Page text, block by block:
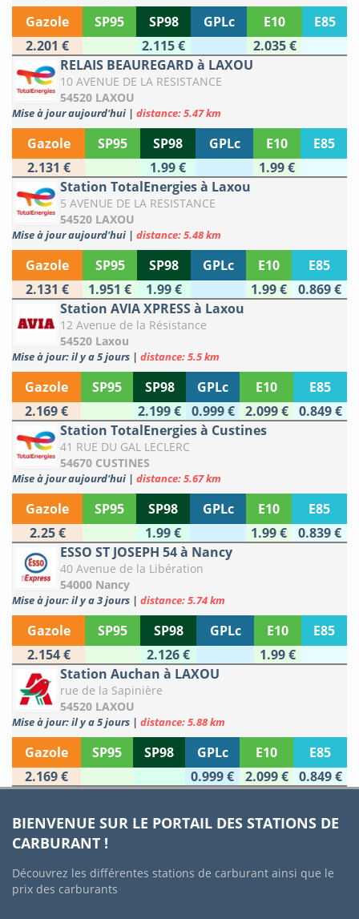
Gazole SP95 SP98 GPLc E10
E85
2.201 €
2.115 €
2.035 €
RELAIS BEAUREGARD à LAXOU
10 AVENUE DE LA RESISTANCE
54520 LAXOU
Mise à jour aujourd'hui | distance: 5.47 km
Gazole SP95 SP98 GPLc E10
E85
2.131 €
1.99 €
1.99 €
Station TotalEnergies à Laxou
5 AVENUE DE LA RESISTANCE
54520 LAXOU
Mise à jour aujourd'hui | distance: 5.48 km
Gazole SP95 SP98 GPLc E10
E85
2.131 €
1.951 € 1.99 € 1.99 €
0.869 €
Station AVIA XPRESS à Laxou
12 Avenue de la Résistance
54520 Laxou
Mise à jour: il y a 5 jours | distance: 5.5 km
Gazole SP95 SP98 GPLc E10
E85
2.169 €
2.199 € 0.999 € 2.099 €
0.849 €
Station TotalEnergies à Custines
41 RUE DU GAL LECLERC
54670 CUSTINES
Mise à jour aujourd'hui | distance: 5.67 km
Gazole SP95 SP98 GPLc E10
E85
2.25 €
1.99 € 1.99 €
0.839 €
ESSO ST JOSEPH 54 à Nancy
40 Avenue de la Libération
54000 Nancy
Mise à jour: il y a 3 jours | distance: 5.74 km
Gazole SP95 SP98 GPLc E10
E85
2.154 €
2.126 €
1.99 €
Station Auchan à LAXOU
rue de la Sapinière
54520 LAXOU
Mise à jour: il y a 5 jours | distance: 5.88 km
Gazole SP95 SP98 GPLc E10
E85
2.169 €
0.999 € 2.099 € 0.849 €
BIENVENUE SUR LE PORTAIL DES STATIONS DE
CARBURANT !
Découvrez les différentes stations de carburant ainsi que le
prix des carburants